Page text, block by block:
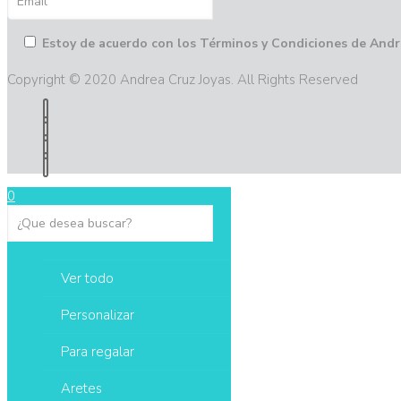
Estoy de acuerdo con los Términos y Condiciones de
Copyright © 2020 Andrea Cruz Joyas. All Rights Reserved
0
Ver todo
Personalizar
Para regalar
Aretes